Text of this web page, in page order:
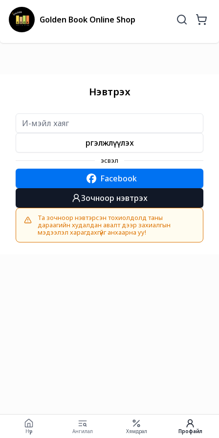
Golden Book Online Shop
Нэвтрэх
Үргэлжлүүлэх
эсвэл
Facebook
Зочноор нэвтрэх
Та зочноор нэвтэрсэн тохиолдолд таны
дараагийн худалдан авалт дээр захиалгын
мэдээлэл харагдахгүйг анхаарна уу!
Нүүр Ангилал Хямдрал Профайл